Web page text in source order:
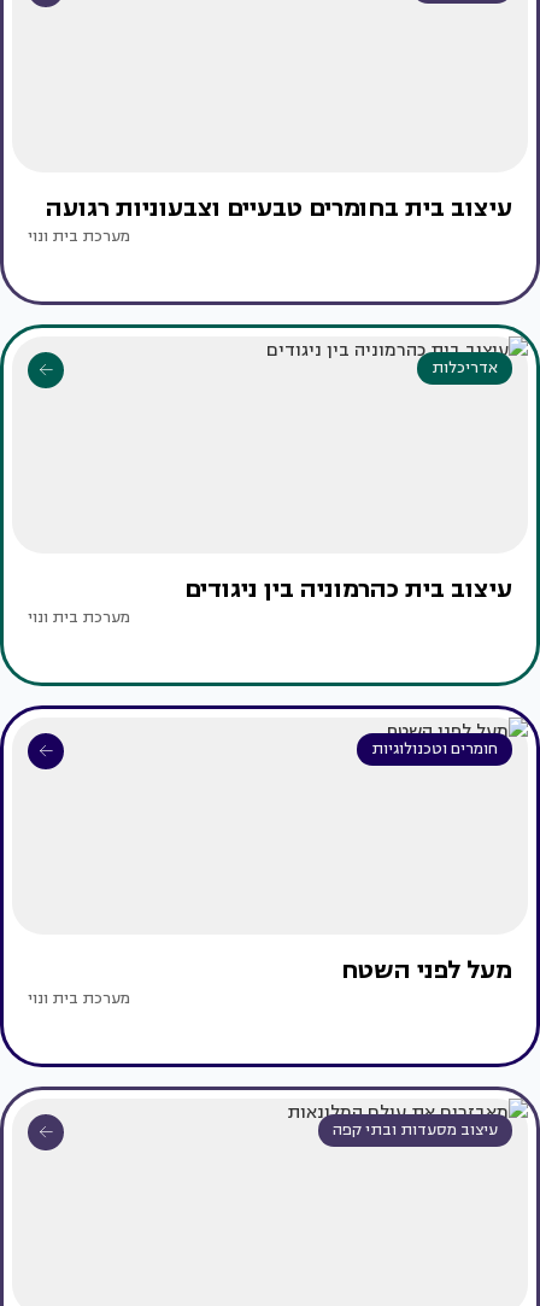
עיצוב בית בחומרים טבעיים וצבעוניות רגועה
מערכת בית ונוי
אדריכלות
עיצוב בית כהרמוניה בין ניגודים
מערכת בית ונוי
חומרים וטכנולוגיות
מעל לפני השטח
מערכת בית ונוי
עיצוב מסעדות ובתי קפה